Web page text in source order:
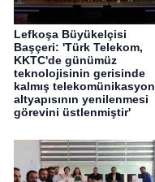
Lefkoşa Büyükelçisi
Başçeri: 'Türk Telekom,
KKTC'de günümüz
teknolojisinin gerisinde
kalmış telekomünikasyon
altyapısının yenilenmesi
görevini üstlenmiştir'